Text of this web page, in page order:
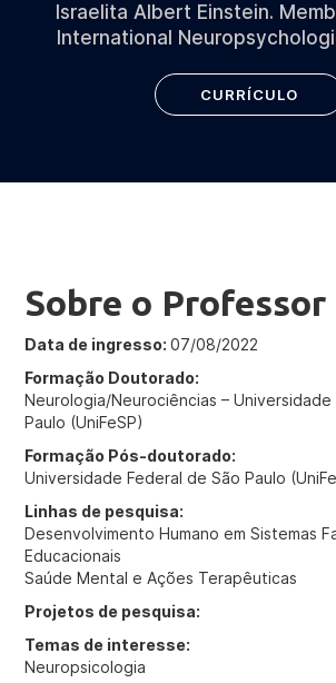
Israelita Albert Einstein.
International
CURRÍCULO
Sobre o Professor
Data de ingresso: 07/08/2022
Formação Doutorado:
Neurologia/Neurociências – Universidade
Paulo (UniFeSP)
Formação Pós-doutorado:
Universidade Federal de São Paulo
Linhas de pesquisa:
Desenvolvimento Humano em Sistemas
Educacionais
Saúde Mental e Ações Terapêuticas
Projetos de pesquisa:
Temas de interesse:
Neuropsicologia